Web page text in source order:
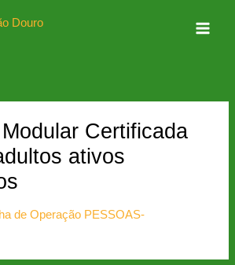
Certificada
ativos
de Operação PESSOAS-